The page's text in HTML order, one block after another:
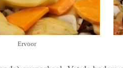
Ervoor